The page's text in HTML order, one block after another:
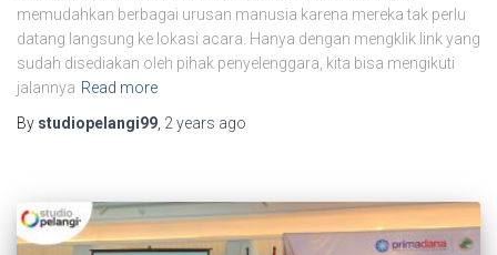
memudahkan berbagai urusan manusia karena mereka tak perlu
datang langsung ke lokasi acara. Hanya dengan mengklik link yang
sudah disediakan oleh pihak penyelenggara, kita bisa mengikuti
jalannya Read more
By studiopelangi99 2 years ago